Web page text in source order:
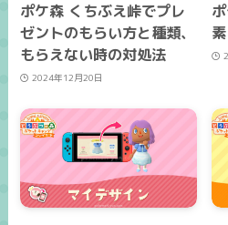
ポケ森 くちぶえ峠でプレ
ゼントのもらい方と種類、
もらえない時の対処法
2024年12月20日